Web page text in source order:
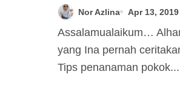
Nor Azlina Apr 13, 2019
Assalamualaikum… Alhamdulillah.. pokok-pokok
yang Ina pernah
Tips penanaman pokok...